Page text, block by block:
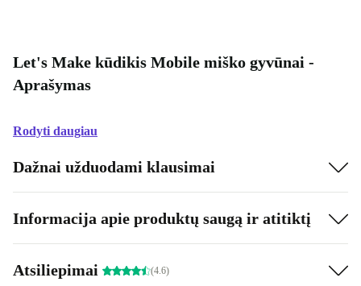
Let's Make kūdikis Mobile miško gyvūnai -
Aprašymas
Rodyti daugiau
Dažnai užduodami klausimai
Informacija apie produktų saugą ir atitiktį
Atsiliepimai (4.6)